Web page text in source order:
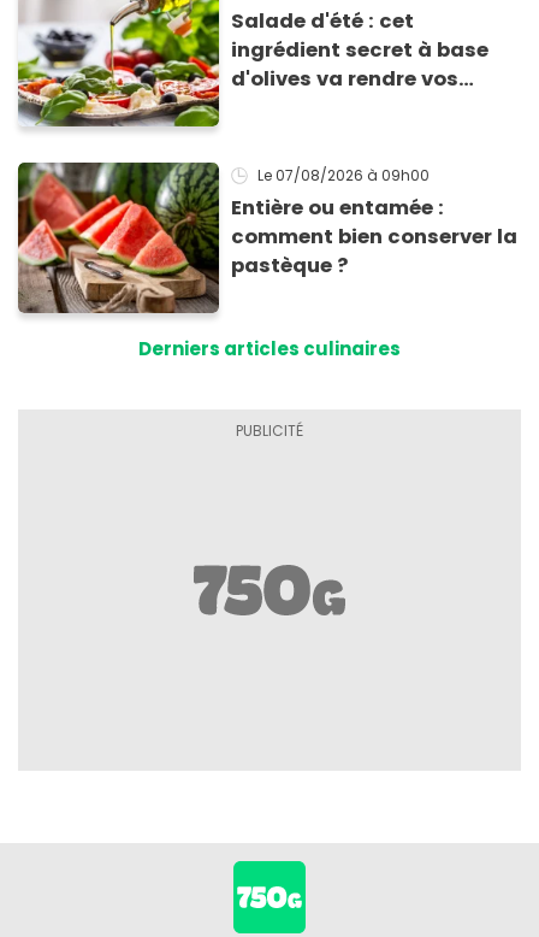
Salade d'été : cet
ingrédient secret à base
d'olives va rendre vos
Le 07/08/2026 à 09h00
Entière ou entamée :
comment bien conserver la
pastèque ?
Derniers articles culinaires